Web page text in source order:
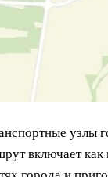
узлы
включает как